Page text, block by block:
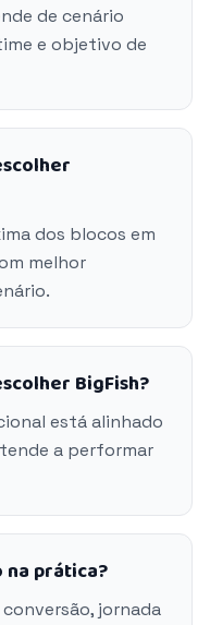
de cenário
e objetivo de
dos blocos em
melhor
BigFish?
está alinhado
a performar
na prática?
jornada